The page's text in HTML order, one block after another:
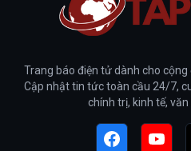
Trang báo điện tử dành cho
Cập nhật tin tức toàn cầu 24/7,
chính trị, kinh tế, văn